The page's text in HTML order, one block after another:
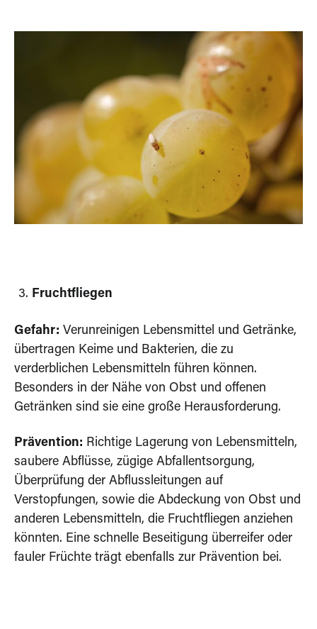
Fruchtfliegen
Gefahr: Verunreinigen Lebensmittel und Getränke,
übertragen Keime und Bakterien, die zu
verderblichen Lebensmitteln führen können.
Besonders in der Nähe von Obst und offenen
Getränken sind sie eine große Herausforderung.
Prävention: Richtige Lagerung von Lebensmitteln,
saubere Abflüsse, zügige Abfallentsorgung,
Überprüfung der Abflussleitungen auf
Verstopfungen, sowie die Abdeckung von Obst und
anderen Lebensmitteln, die Fruchtfliegen anziehen
könnten. Eine schnelle Beseitigung überreifer oder
fauler Früchte trägt ebenfalls zur Prävention bei.